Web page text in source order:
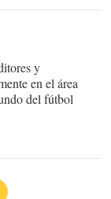
y
en el área
del fútbol